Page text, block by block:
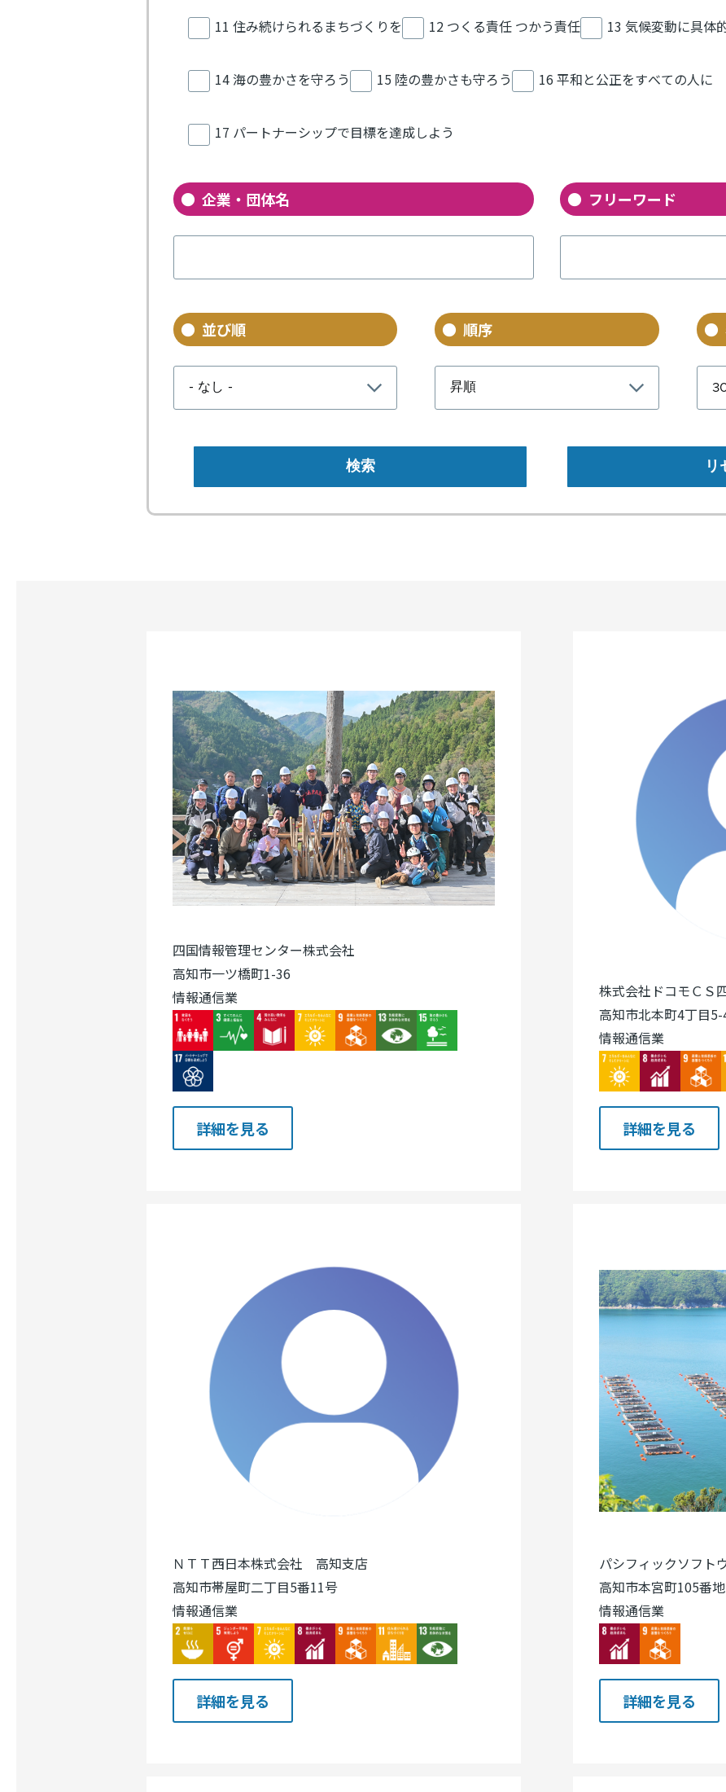
11 住み続けられるまちづくりを 12 つくる責任 つかう責任 13 気候変動に具体
14 海の豊かさを守ろう 15 陸の豊かさも守ろう 16 平和と公正をすべての人に
17 パートナーシップで目標を達成しよう
企業・団体名 フリーワード
並び順 順序
四国情報管理センター株式会社
高知市一ツ橋町1-36
情報通信業
Image
Image Image Image Image Image Image
Image
詳細を見る
株式会社ドコモＣ
高知市北本町4丁目
情報通信業
Image Image Image
詳細を見る
ＮＴＴ西日本株式会社 高知支店
高知市帯屋町二丁目5番11号
情報通信業
Image
Image Image Image Image Image Image
詳細を見る
パシフィックソフト
高知市本宮町105番
情報通信業
Image
Image
詳細を見る